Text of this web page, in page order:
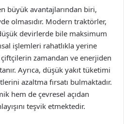
büyük avantajlarından biri,
olmasıdır. Modern traktörler,
devirlerde bile maksimum
işlemleri rahatlıkla yerine
zamandan ve enerjiden
Ayrıca, düşük yakıt tüketimi
azaltma fırsatı bulmaktadır.
hem de çevresel açıdan
teşvik etmektedir.